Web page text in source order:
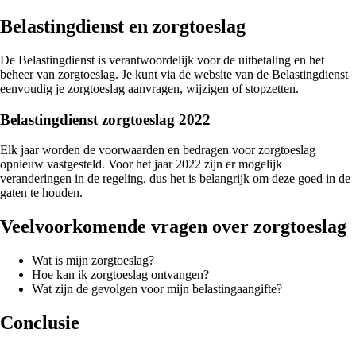
Belastingdienst en zorgtoeslag
De Belastingdienst is verantwoordelijk voor de uitbetaling en het
beheer van zorgtoeslag. Je kunt via de website van de Belastingdienst
eenvoudig je zorgtoeslag aanvragen, wijzigen of stopzetten.
Belastingdienst zorgtoeslag 2022
Elk jaar worden de voorwaarden en bedragen voor zorgtoeslag
opnieuw vastgesteld. Voor het jaar 2022 zijn er mogelijk
veranderingen in de regeling, dus het is belangrijk om deze goed in de
gaten te houden.
Veelvoorkomende vragen over zorgtoeslag
Wat is mijn zorgtoeslag?
Hoe kan ik zorgtoeslag ontvangen?
Wat zijn de gevolgen voor mijn belastingaangifte?
Conclusie